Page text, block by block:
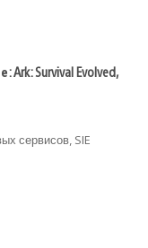
Survival Evolved,
сервисов, SIE